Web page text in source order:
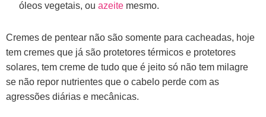
óleos vegetais, ouazeite mesmo.
Cremes de pentear não são somente para cacheadas, hoje
tem cremes que já são protetores térmicos e protetores
solares, tem creme de tudo que é jeito só não tem milagre
se não repor nutrientes que o cabelo perde com as
agressões diárias e mecânicas.